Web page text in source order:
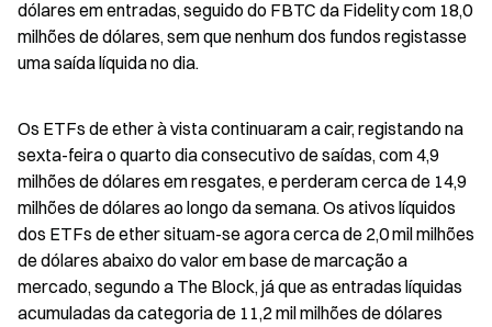
dólares em entradas, seguido do FBTC da Fidelity com 18,0
milhões de dólares, sem que nenhum dos fundos registasse
uma saída líquida no dia.
Os ETFs de ether à vista continuaram a cair, registando na
sexta-feira o quarto dia consecutivo de saídas, com 4,9
milhões de dólares em resgates, e perderam cerca de 14,9
milhões de dólares ao longo da semana. Os ativos líquidos
dos ETFs de ether situam-se agora cerca de 2,0 mil milhões
de dólares abaixo do valor em base de marcação a
mercado, segundo a The Block, já que as entradas líquidas
acumuladas da categoria de 11,2 mil milhões de dólares